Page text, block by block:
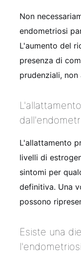
Non
endometriosi
L'aumento del
presenza di
prudenziali,
L'allattamento
livelli di
sintomi per
definitiva. Una
possono
Esiste una